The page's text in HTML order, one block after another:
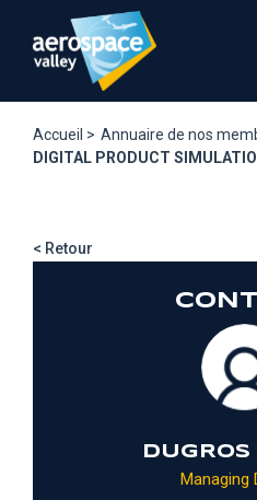
contenu
Accueil > Annuaire de nos
DIGITAL PRODUCT
< Retour
Managing